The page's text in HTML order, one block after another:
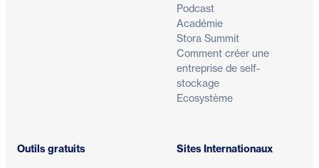
Podcast
Académie
Stora Summit
Comment créer une
entreprise de self-
stockage
Ecosystème
Outils gratuits Sites Internationaux